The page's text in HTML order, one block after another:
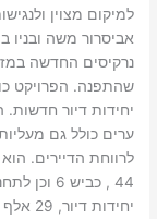
למיקום מצוין
אביסרור משה ובניו
נרקיסים החדשה
יחידות דיור חדשות.
ערים כולל גם